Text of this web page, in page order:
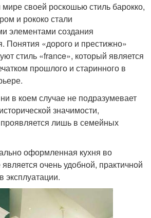
своей роскошью стиль барокко,
и рококо стали
элементами создания
Понятия «дорого и престижно»
стиль «france», который является
прошлого и старинного в
в коем случае не подразумевает
значимости,
лишь в семейных
оформленная кухня во
очень удобной, практичной
эксплуатации.